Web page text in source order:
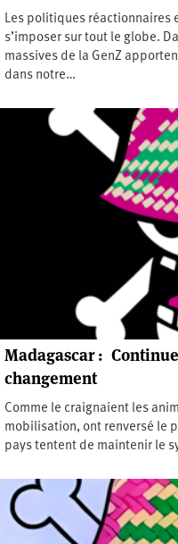
Les politiques réactionnaires
s’imposer sur tout le globe.
massives de la GenZ
dans notre…
Madagascar :
changement
Comme le craignaient les
mobilisation, ont renversé le
pays tentent de maintenir le